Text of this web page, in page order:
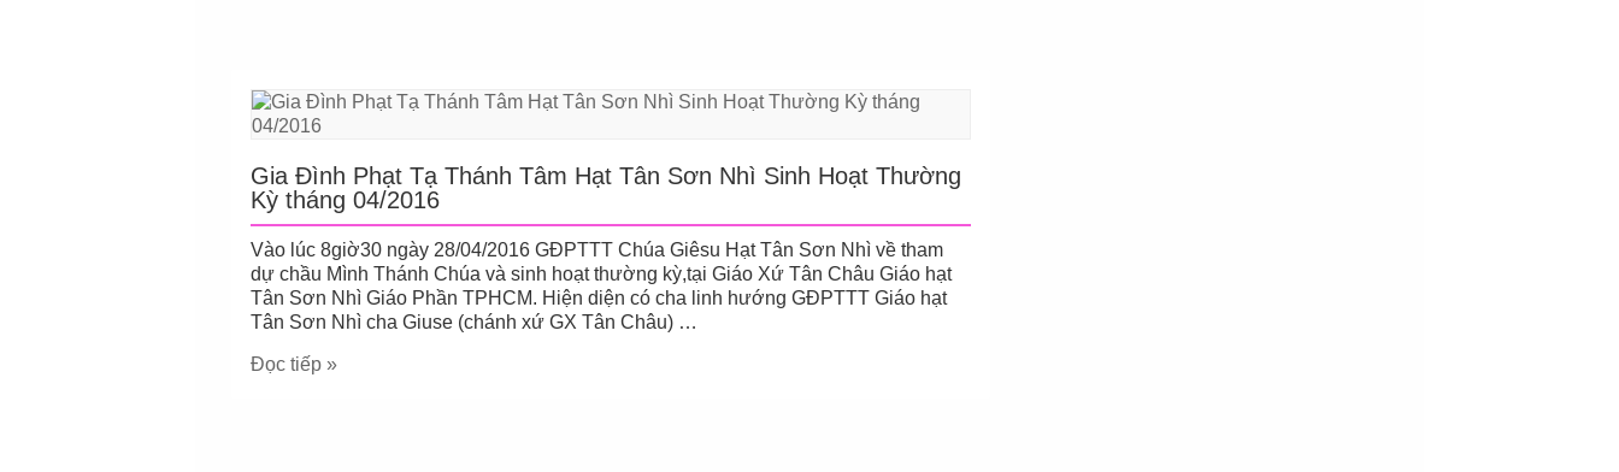
Gia Đình Phạt Tạ Thánh Tâm Hạt Tân Sơn Nhì Sinh Hoạt Thường
Kỳ tháng 04/2016
Vào lúc 8giờ30 ngày 28/04/2016 GĐPTTT Chúa Giêsu Hạt Tân Sơn Nhì về tham
dự chầu Mình Thánh Chúa và sinh hoạt thường kỳ,tại Giáo Xứ Tân Châu Giáo hạt
Tân Sơn Nhì Giáo Phần TPHCM. Hiện diện có cha linh hướng GĐPTTT Giáo hạt
Tân Sơn Nhì cha Giuse (chánh xứ GX Tân Châu) …
Đọc tiếp »